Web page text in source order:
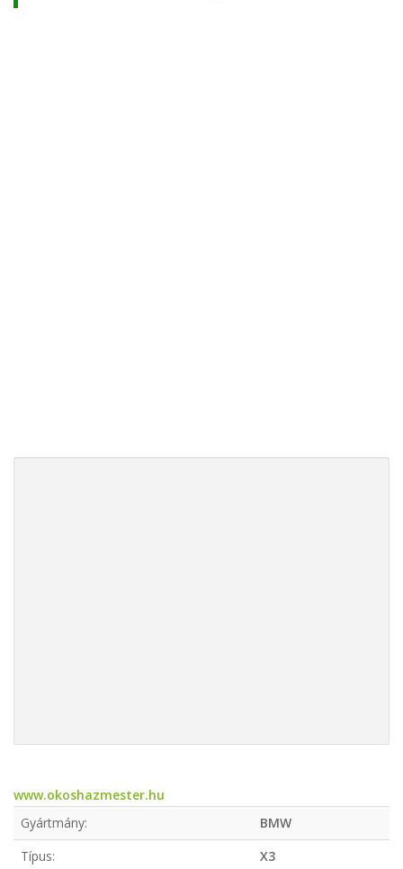
www.okoshazmester.hu
Gyártmány:
BMW
Típus:
X3